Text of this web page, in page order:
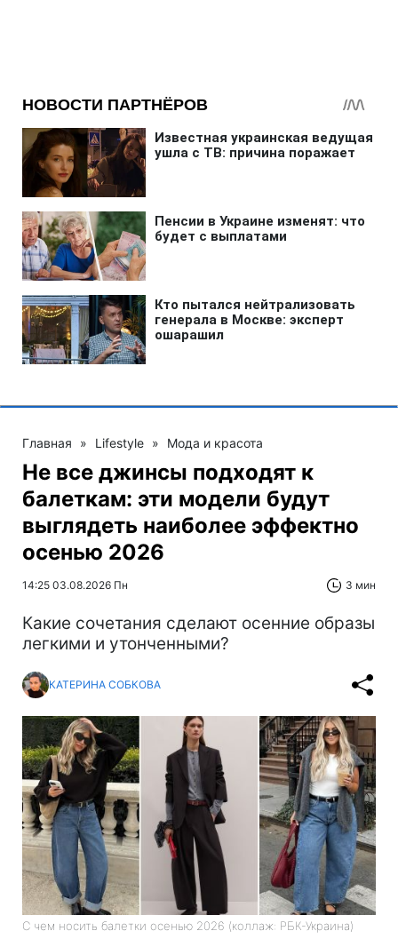
Главная » Lifestyle » Мода и красота
Не все джинсы подходят к
балеткам: эти модели будут
выглядеть наиболее эффектно
осенью 2026
14:25 03.08.2026 Пн 3 мин
Какие сочетания сделают осенние образы
легкими и утонченными?
КАТЕРИНА СОБКОВА
С чем носить балетки осенью 2026 (коллаж: РБК-Украина)